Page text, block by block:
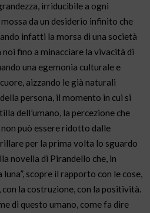
irriducibile a ogni
da un desiderio infinito che
infatti la morsa di una società
fino a minacciare la vivacità di
una egemonia culturale e
aizzando le già naturali
persona, il momento in cui si
dell’umano, la percezione che
non può essere ridotto dalle
per la prima volta lo sguardo
novella di Pirandello che, in
scopre il rapporto con le cose,
con la costruzione, con la positività.
di questo umano, come fa dire